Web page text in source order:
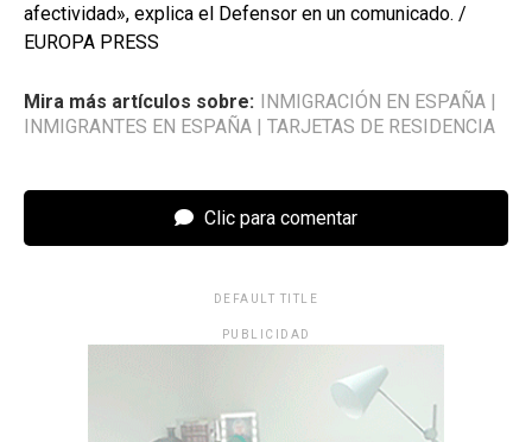
afectividad», explica el Defensor en un comunicado. /
EUROPA PRESS
Mira más artículos sobre: INMIGRACIÓN EN ESPAÑA
INMIGRANTES EN ESPAÑA
TARJETAS DE RESIDENCIA
Clic para comentar
DEFAULT TITLE
PUBLICIDAD